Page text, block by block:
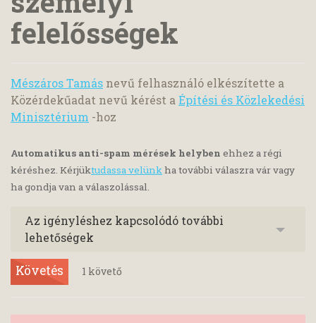
felelősségek
Mészáros Tamás nevű felhasználó elkészítette a
Közérdekűadat nevű kérést a Építési és Közlekedési
Minisztérium -hoz
Automatikus anti-spam mérések helyben ehhez a régi
kéréshez. Kérjüktudassa velünkha további válaszra vár vagy
ha gondja van a válaszolással.
Az igényléshez kapcsolódó további
lehetőségek
Követés 1 követő